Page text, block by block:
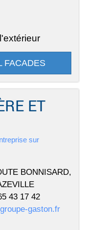
FACADES
ET
sur
BONNISARD,
43 17 42
gaston.fr